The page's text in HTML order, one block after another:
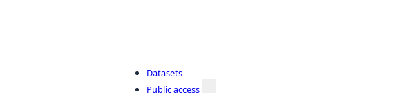
Datasets
Public access